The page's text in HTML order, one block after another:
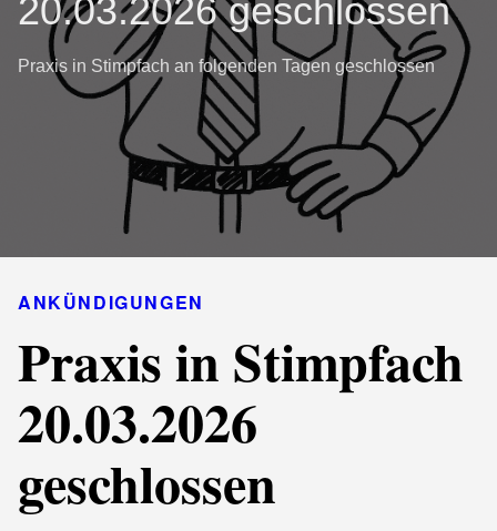
20.03.2026 geschlossen
Praxis in Stimpfach an folgenden Tagen geschlossen
ANKÜNDIGUNGEN
Praxis in Stimpfach
20.03.2026
geschlossen